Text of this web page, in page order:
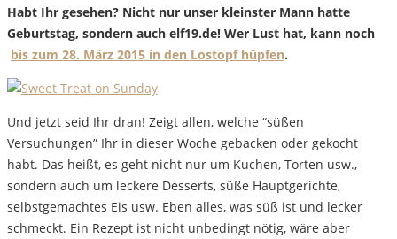
Habt Ihr gesehen? Nicht nur unser kleinster Mann hatte
Geburtstag, sondern auch elf19.de! Wer Lust hat, kann noch
bis zum 28. März 2015 in den Lostopf hüpfen.
Und jetzt seid Ihr dran! Zeigt allen, welche “süßen
Versuchungen” Ihr in dieser Woche gebacken oder gekocht
habt. Das heißt, es geht nicht nur um Kuchen, Torten usw.,
sondern auch um leckere Desserts, süße Hauptgerichte,
selbstgemachtes Eis usw. Eben alles, was süß ist und lecker
schmeckt. Ein Rezept ist nicht unbedingt nötig, wäre aber